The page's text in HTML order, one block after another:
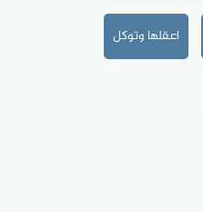
اعقلها وتوكل